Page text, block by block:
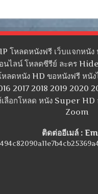
โหลดหนังฟรี เว็บแจกหนัง
นไลน์ โหลดซีรีย์ ละคร
หลดหนัง HD ขอหนังฟรี หนัง
2017 2018 2019 2020
เลือกโหลด หนัง Super
Zoom
ติดต่ออีเมล์ :